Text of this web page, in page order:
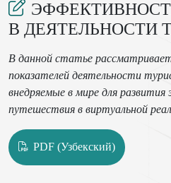
В ДЕЯТЕЛЬНОСТИ
В данной статье
показателей деятельности
внедряемые в мире для
путешествия в виртуальной
PDF (Узбекский)